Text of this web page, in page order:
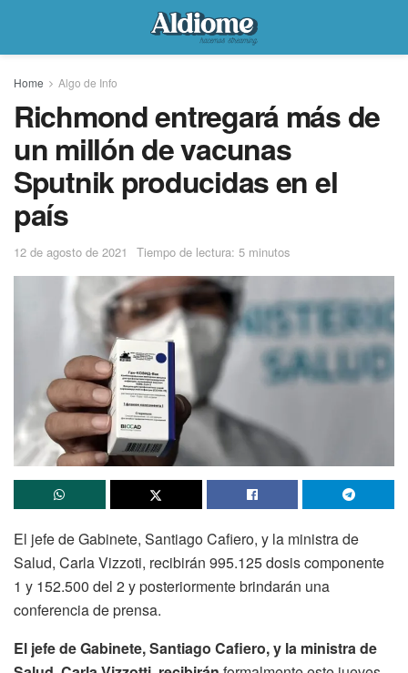
Home Algo de Info
Richmond entregará más de
un millón de vacunas
Sputnik producidas en el
país
12 de agosto de 2021 Tiempo de lectura: 5 minutos
El jefe de Gabinete, Santiago Cafiero, y la ministra de
Salud, Carla Vizzoti, recibirán 995.125 dosis componente
1 y 152.500 del 2 y posteriormente brindarán una
conferencia de prensa.
El jefe de Gabinete, Santiago Cafiero, y la ministra de